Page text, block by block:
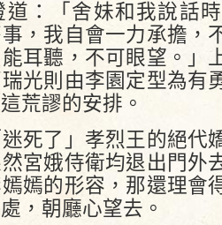
道：「舍妹和我說話
，我自會一力承擔，
耳聽，不可眼望。」
光則由李園定型為有
荒謬的安排。
死了」孝烈王的絕代
宮娥侍衛均退出門外
嫣的形容，那還理會
，朝廳心望去。